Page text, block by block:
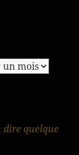
quelque